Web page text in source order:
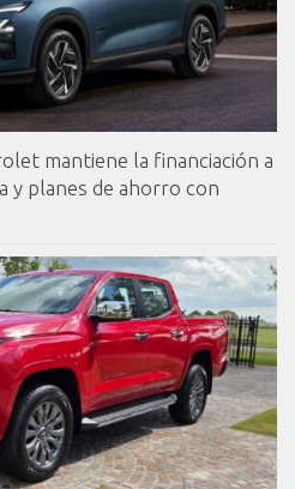
mantiene la financiación a
y planes de ahorro con